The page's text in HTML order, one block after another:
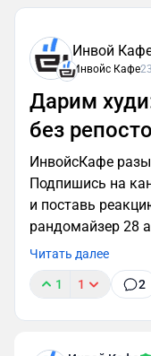
Инвой
Инвойс Кафе
Дарим
без
ИнвойсКафе
Подпишись на
и поставь
рандомайзер 28
Читать далее
1 1 2